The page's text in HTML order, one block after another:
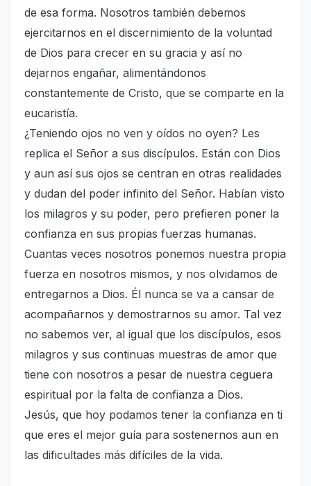
de esa forma. Nosotros también debemos
ejercitarnos en el discernimiento de la voluntad
de Dios para crecer en su gracia y así no
dejarnos engañar, alimentándonos
constantemente de Cristo, que se comparte en la
eucaristía.
¿Teniendo ojos no ven y oídos no oyen? Les
replica el Señor a sus discípulos. Están con Dios
y aun así sus ojos se centran en otras realidades
y dudan del poder infinito del Señor. Habían visto
los milagros y su poder, pero prefieren poner la
confianza en sus propias fuerzas humanas.
Cuantas veces nosotros ponemos nuestra propia
fuerza en nosotros mismos, y nos olvidamos de
entregarnos a Dios. Él nunca se va a cansar de
acompañarnos y demostrarnos su amor. Tal vez
no sabemos ver, al igual que los discípulos, esos
milagros y sus continuas muestras de amor que
tiene con nosotros a pesar de nuestra ceguera
espiritual por la falta de confianza a Dios.
Jesús, que hoy podamos tener la confianza en ti
que eres el mejor guía para sostenernos aun en
las dificultades más difíciles de la vida.